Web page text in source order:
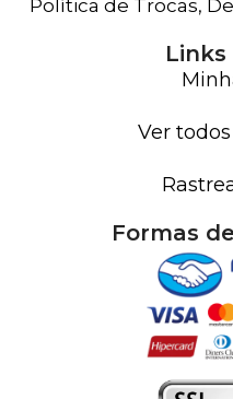
Política de Trocas,
Links
Ver
Formas